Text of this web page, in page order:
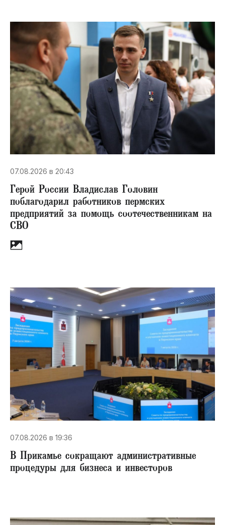
07.08.2026 в 20:43
Герой России Владислав Головин
поблагодарил работников пермских
предприятий за помощь соотечественникам на
СВО
07.08.2026 в 19:36
В Прикамье сокращают административные
процедуры для бизнеса и инвесторов